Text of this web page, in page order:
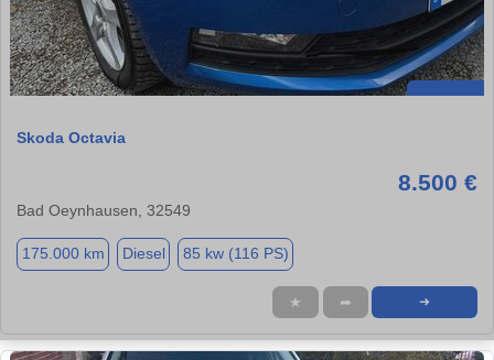
Skoda Octavia
8.500 €
Bad Oeynhausen, 32549
175.000 km Diesel 85 kw (116 PS)
★ ➦ ➜